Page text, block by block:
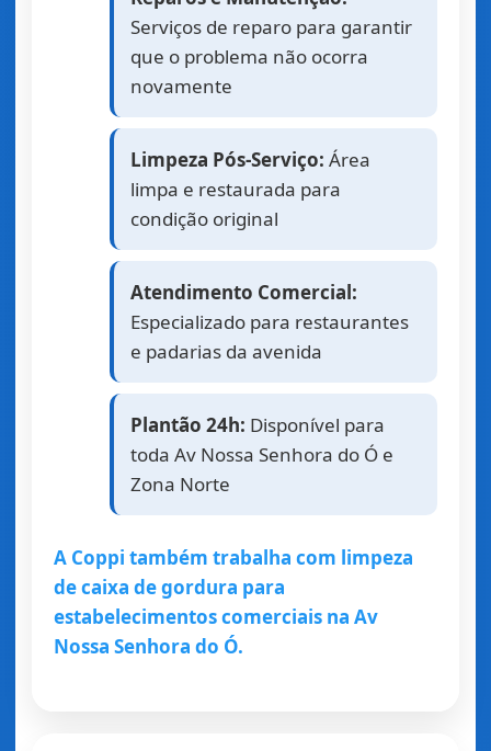
Serviços de reparo para garantir
que o problema não ocorra
novamente
Limpeza Pós-Serviço: Área
limpa e restaurada para
condição original
Atendimento Comercial:
Especializado para restaurantes
e padarias da avenida
Plantão 24h: Disponível para
toda Av Nossa Senhora do Ó e
Zona Norte
A Coppi também trabalha com limpeza
de caixa de gordura para
estabelecimentos comerciais na Av
Nossa Senhora do Ó.